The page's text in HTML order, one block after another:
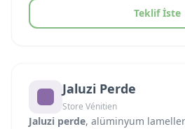
Teklif İste
Jaluzi Perde
Store Vénitien
Jaluzi perde, alüminyum